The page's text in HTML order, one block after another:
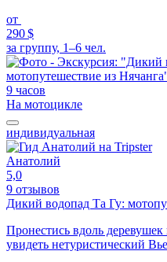
от
290 $
за группу, 1–6 чел.
9 часов
На мотоцикле
индивидуальная
Анатолий
5,0
9 отзывов
Дикий водопад Та Гу:
Пронестись вдоль
увидеть нетуристический